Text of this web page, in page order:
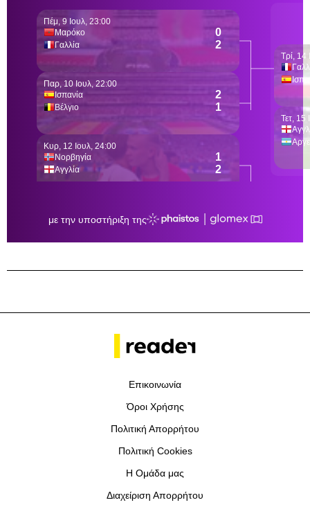
Επικοινωνία
Όροι Χρήσης
Πολιτική Απορρήτου
Πολιτική Cookies
Η Ομάδα μας
Διαχείριση Απορρήτου